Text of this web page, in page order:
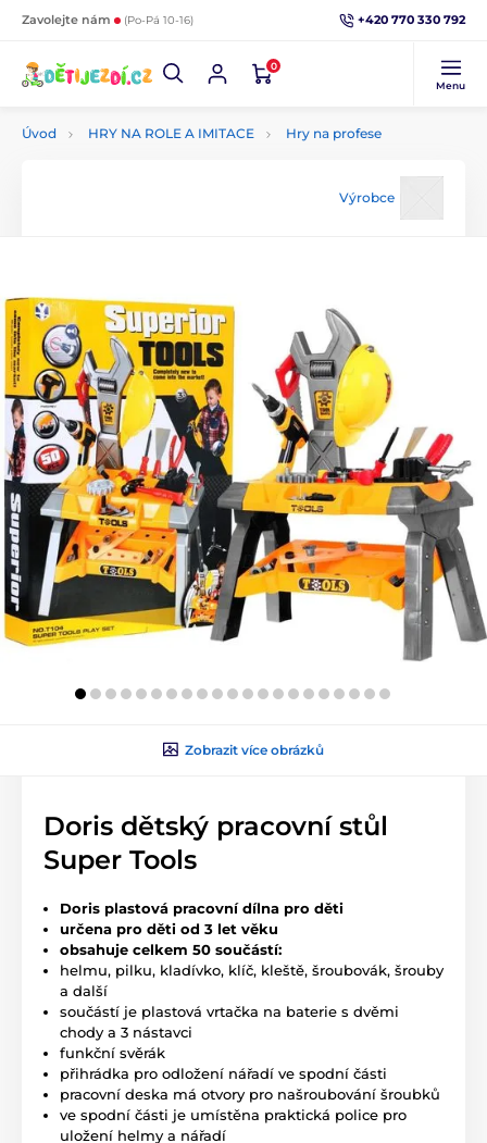
Zavolejte nám (Po-Pá 10-16) +420 770 330 792
0
Menu
Úvod HRY NA ROLE A IMITACE Hry na profese
Výrobce
Zobrazit více obrázků
Doris dětský pracovní stůl
Super Tools
Doris plastová pracovní dílna pro děti
určena pro děti od 3 let věku
obsahuje celkem 50 součástí:
helmu, pilku, kladívko, klíč, kleště, šroubovák, šrouby
a další
součástí je plastová vrtačka na baterie s dvěmi
chody a 3 nástavci
funkční svěrák
přihrádka pro odložení nářadí ve spodní části
pracovní deska má otvory pro našroubování šroubků
ve spodní části je umístěna praktická police pro
uložení helmy a nářadí